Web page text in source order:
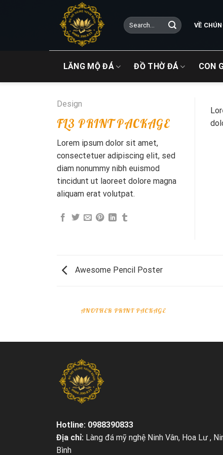
Search
for:
VỀ
LĂNG MỘ ĐÁ ĐỒ THỜ ĐÁ CON
Design
FL3 PRINT PACKAGE
Lorem ipsum dolor sit amet,
consectetuer adipiscing elit, sed
diam nonummy nibh euismod
tincidunt ut laoreet dolore magna
aliquam erat volutpat.
Awesome Pencil Poster
ANOTHER PRINT PACKAGE
Hotline: 0988390833
Địa chỉ:Làng đá mỹ nghệ Ninh Vân, Hoa Lư ,
Bình